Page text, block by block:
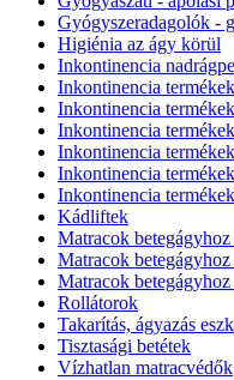
Gyógyszeradagolók -
Higiénia az ágy körül
Inkontinencia
Inkontinencia
Inkontinencia
Inkontinencia
Inkontinencia
Inkontinencia
Inkontinencia
Kádliftek
Matracok
Matracok
Matracok betegágyhoz
Rollátorok
Takarítás, ágyazás
Tisztasági betétek
Vízhatlan matracvédők